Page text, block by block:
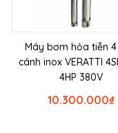
Máy bơm hỏa tiễn 4
cánh inox VERATTI
4HP 380V
₫
10.300.000